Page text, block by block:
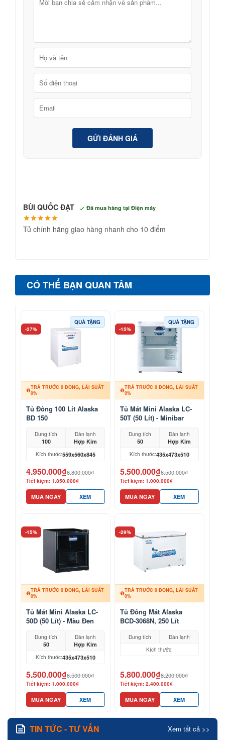
GỬI ĐÁNH GIÁ
BÙI QUỐC ĐẠT Đã mua hàng tại Điện máy
Tủ chính hãng giao hàng nhanh cho 10 điểm
CÓ THỂ BẠN QUAN TÂM
-27%
QUÀ TẶNG
TRẢ TRƯỚC 0 ĐỒNG, LÃI SUẤT
0%
Tủ Đông 100 Lít Alaska
BD 150
Dung tích
100
Dàn lạnh
Hợp Kim
Kích thước:559x560x845
4.950.000₫6.800.000₫
Tiết kiệm: 1.850.000₫
MUA NGAY XEM
-15%
QUÀ TẶNG
TRẢ TRƯỚC 0 ĐỒNG, LÃI SUẤT
0%
Tủ Mát Mini Alaska LC-
50T (50 Lít) - Minibar
Dung tích
50
Dàn lạnh
Hợp Kim
Kích thước:435x473x510
5.500.000₫6.500.000₫
Tiết kiệm: 1.000.000₫
MUA NGAY XEM
-15%
TRẢ TRƯỚC 0 ĐỒNG, LÃI SUẤT
0%
Tủ Mát Mini Alaska LC-
50D (50 Lít) - Màu Đen
Dung tích
50
Dàn lạnh
Hợp Kim
Kích thước:435x473x510
5.500.000₫6.500.000₫
Tiết kiệm: 1.000.000₫
MUA NGAY XEM
-29%
TRẢ TRƯỚC 0 ĐỒNG, LÃI SUẤT
0%
Tủ Đông Mát Alaska
BCD-3068N, 250 Lít
Dung tích
Dàn lạnh
Kích thước:
5.800.000₫8.200.000₫
Tiết kiệm: 2.400.000₫
MUA NGAY XEM
TIN TỨC - TƯ VẤN Xem tất cả >>